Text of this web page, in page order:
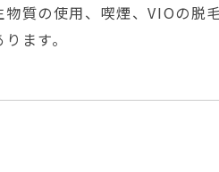
質の使用、喫煙、VIOの脱
ます。